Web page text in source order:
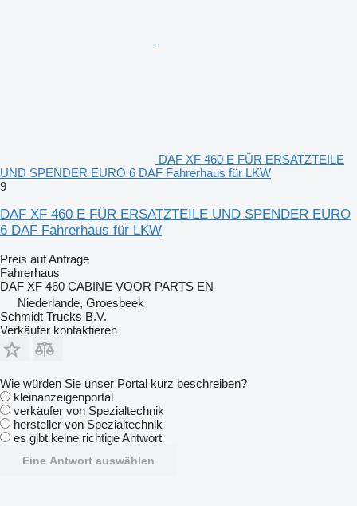
DAF XF 460 E FÜR ERSATZTEILE
UND SPENDER EURO 6 DAF Fahrerhaus für LKW
9
DAF XF 460 E FÜR ERSATZTEILE UND SPENDER EURO
6 DAF Fahrerhaus für LKW
Preis auf Anfrage
Fahrerhaus
DAF XF 460 CABINE VOOR PARTS EN
Niederlande, Groesbeek
Schmidt Trucks B.V.
Verkäufer kontaktieren
Wie würden Sie unser Portal kurz beschreiben?
kleinanzeigenportal
verkäufer von Spezialtechnik
hersteller von Spezialtechnik
es gibt keine richtige Antwort
Eine Antwort auswählen